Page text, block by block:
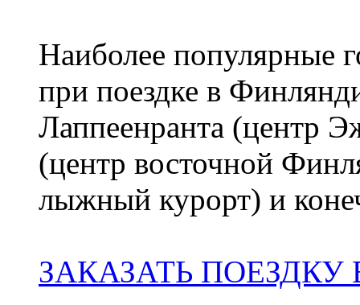
Наиболее популярные
при поездке в
Лаппеенранта (центр
(центр восточной
лыжный курорт) и
ЗАКАЗАТЬ